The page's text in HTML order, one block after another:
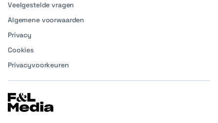
Veelgestelde vragen
Algemene voorwaarden
Privacy
Cookies
Privacyvoorkeuren